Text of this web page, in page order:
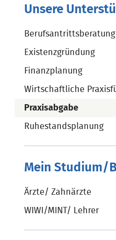
Unsere
Berufsantrittsberatung
Existenzgründung
Finanzplanung
Wirtschaftliche
Praxisabgabe
Ruhestandsplanung
Mein Studium/
Ärzte/ Zahnärzte
WIWI/MINT/ Lehrer